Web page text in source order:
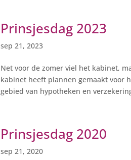
Prinsjesdag 2023
sep 21, 2023
Net voor de zomer viel het kabinet,
kabinet heeft plannen gemaakt voor
gebied van hypotheken en
Prinsjesdag 2020
sep 21, 2020